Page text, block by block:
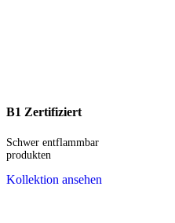
B1 Zertifiziert
Schwer entflammbar
produkten
Kollektion ansehen